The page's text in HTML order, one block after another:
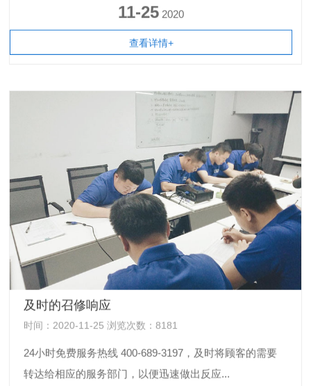
11-25 2020
查看详情+
及时的召修响应
时间：2020-11-25 浏览次数：8181
24小时免费服务热线 400-689-3197，及时将顾客的需要
转达给相应的服务部门，以便迅速做出反应...